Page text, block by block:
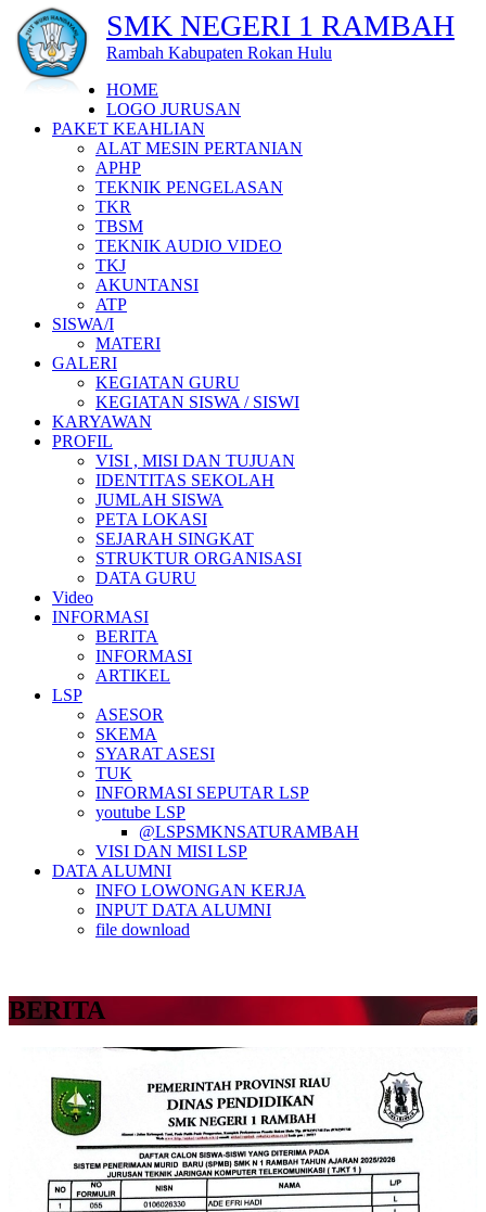
SMK NEGERI 1 RAMBAH
Rambah Kabupaten Rokan Hulu
HOME
LOGO JURUSAN
PAKET KEAHLIAN
ALAT MESIN PERTANIAN
APHP
TEKNIK PENGELASAN
TKR
TBSM
TEKNIK AUDIO VIDEO
TKJ
AKUNTANSI
ATP
SISWA/I
MATERI
GALERI
KEGIATAN GURU
KEGIATAN SISWA / SISWI
KARYAWAN
PROFIL
VISI , MISI DAN TUJUAN
IDENTITAS SEKOLAH
JUMLAH SISWA
PETA LOKASI
SEJARAH SINGKAT
STRUKTUR ORGANISASI
DATA GURU
Video
INFORMASI
BERITA
INFORMASI
ARTIKEL
LSP
ASESOR
SKEMA
SYARAT ASESI
TUK
INFORMASI SEPUTAR LSP
youtube LSP
@LSPSMKNSATURAMBAH
VISI DAN MISI LSP
DATA ALUMNI
INFO LOWONGAN KERJA
INPUT DATA ALUMNI
file download
BERITA